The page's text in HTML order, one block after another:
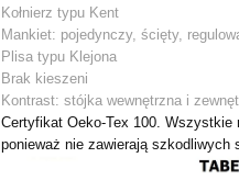
Kołnierz typu Kent
Mankiet: pojedynczy, ścięty,
Plisa typu Klejona
Brak kieszeni
Kontrast: stójka wewnętrzna i
Certyfikat Oeko-Tex 100.
ponieważ nie zawierają szkodliwych